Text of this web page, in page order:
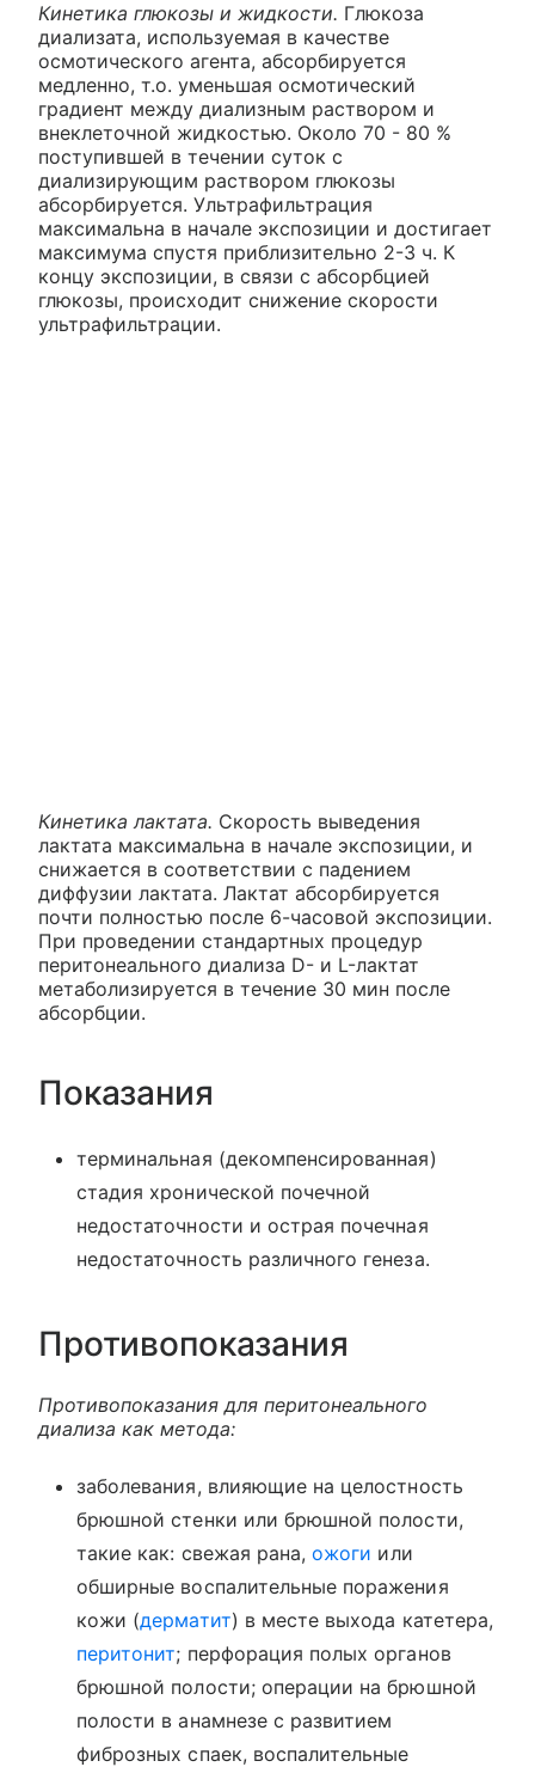
Кинетика глюкозы и жидкости. Глюкоза
диализата, используемая в качестве
осмотического агента, абсорбируется
медленно, т.о. уменьшая осмотический
градиент между диализным раствором и
внеклеточной жидкостью. Около 70 - 80 %
поступившей в течении суток с
диализирующим раствором глюкозы
абсорбируется. Ультрафильтрация
максимальна в начале экспозиции и достигает
максимума спустя приблизительно 2-3 ч. К
концу экспозиции, в связи с абсорбцией
глюкозы, происходит снижение скорости
ультрафильтрации.
Кинетика лактата. Скорость выведения
лактата максимальна в начале экспозиции, и
снижается в соответствии с падением
диффузии лактата. Лактат абсорбируется
почти полностью после 6-часовой экспозиции.
При проведении стандартных процедур
перитонеального диализа D- и L-лактат
метаболизируется в течение 30 мин после
абсорбции.
Показания
терминальная (декомпенсированная)
стадия хронической почечной
недостаточности и острая почечная
недостаточность различного генеза.
Противопоказания
Противопоказания для перитонеального
диализа как метода:
заболевания, влияющие на целостность
брюшной стенки или брюшной полости,
такие как: свежая рана,ожоги или
обширные воспалительные поражения
кожи (дерматит) в месте выхода катетера,
перитонит; перфорация полых органов
брюшной полости; операции на брюшной
полости в анамнезе с развитием
фиброзных спаек, воспалительные